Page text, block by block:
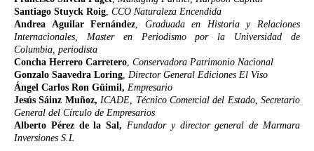
Santiago Stuyck Roig, CCO Naturaleza Encendida
Andrea Aguilar Fernández, Graduada en Historia y Relaciones
Internacionales, Master en Periodismo por la Universidad de
Columbia, periodista
Concha Herrero Carretero, Conservadora Patrimonio Nacional
Gonzalo Saavedra Loring, Director General Ediciones El Viso
Ángel Carlos Ron Güimil, Empresario
Jesús Sáinz Muñoz,ICADE, Técnico Comercial del Estado, Secretario
General del Círculo de Empresarios
Alberto Pérez de la Sal, Fundador y director general de Marmara
Inversiones S.L